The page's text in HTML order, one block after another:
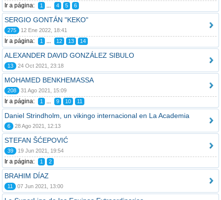
Ir a página: 1 ... 4 5 6
SERGIO GONTÁN "KEKO"
275 12 Ene 2022, 18:41
Ir a página: 1 ... 12 13 14
ALEXANDER DAVID GONZÁLEZ SIBULO
13 24 Oct 2021, 23:18
MOHAMED BENKHEMASSA
208 31 Ago 2021, 15:09
Ir a página: 1 ... 9 10 11
Daniel Strindholm, un vikingo internacional en La Academia
6 28 Ago 2021, 12:13
STEFAN ŠĆEPOVIĆ
39 19 Jun 2021, 19:54
Ir a página: 1 2
BRAHIM DÍAZ
11 07 Jun 2021, 13:00